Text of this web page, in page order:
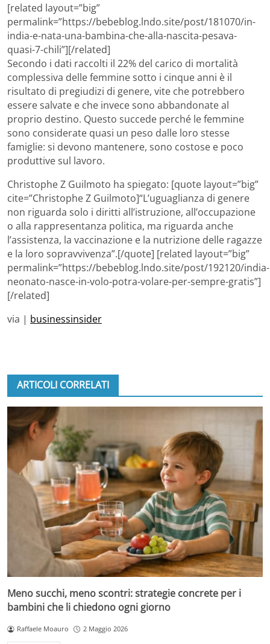
[related layout=”big”
permalink=”https://bebeblog.lndo.site/post/181070/in-
india-e-nata-una-bambina-che-alla-nascita-pesava-
quasi-7-chili”][/related]
Secondo i dati raccolti il 22% del carico di mortalità
complessiva delle femmine sotto i cinque anni è il
risultato di pregiudizi di genere, vite che potrebbero
essere salvate e che invece sono abbandonate al
proprio destino. Questo succede perché le femmine
sono considerate quasi un peso dalle loro stesse
famiglie: si devono mantenere, sono costose e poco
produttive sul lavoro.
Christophe Z Guilmoto ha spiegato: [quote layout=”big”
cite=”Christophe Z Guilmoto]“L’uguaglianza di genere
non riguarda solo i diritti all’istruzione, all’occupazione
o alla rappresentanza politica, ma riguarda anche
l’assistenza, la vaccinazione e la nutrizione delle ragazze
e la loro sopravvivenza”.[/quote] [related layout=”big”
permalink=”https://bebeblog.lndo.site/post/192120/india-
neonato-nasce-in-volo-potra-volare-per-sempre-gratis”]
[/related]
via | businessinsider
ARTICOLI CORRELATI
Meno succhi, meno scontri: strategie concrete per i
bambini che li chiedono ogni giorno
Raffaele Moauro 2 Maggio 2026